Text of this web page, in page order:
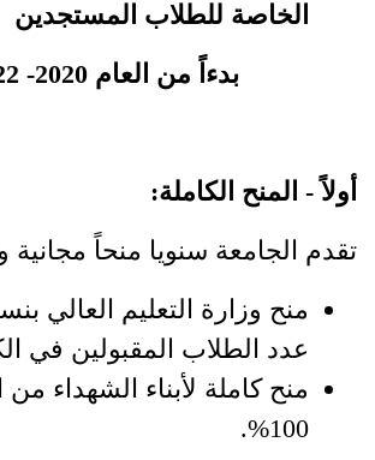
الخاصة للطلاب المستجدين
بدءاً من العام 2020- 2022
أولاً - المنح الكاملة:
تقدم الجامعة سنويا منحاً مجانية
عدد الطلاب المقبولين في
منح كاملة لأبناء الشهداء
100%.